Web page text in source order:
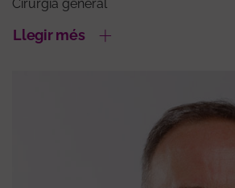
Cirurgia general
Llegir més